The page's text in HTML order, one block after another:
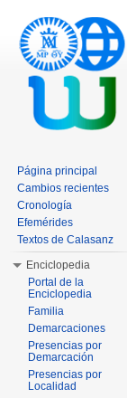
Página principal
Cambios recientes
Cronología
Efemérides
Textos de Calasanz
Enciclopedia
Portal de la
Enciclopedia
Familia
Demarcaciones
Presencias por
Demarcación
Presencias por
Localidad